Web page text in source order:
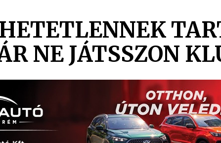
NE JÁTSSZON